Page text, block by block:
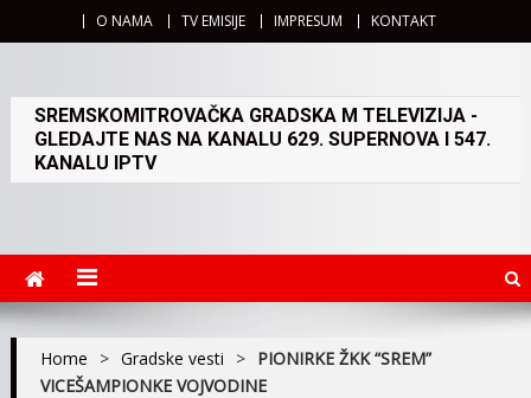
O NAMA TV EMISIJE IMPRESUM KONTAKT
SREMSKOMITROVAČKA GRADSKA M TELEVIZIJA -
GLEDAJTE NAS NA KANALU 629. SUPERNOVA I 547.
KANALU IPTV
Home > Gradske vesti > PIONIRKE ŽKK “SREM”
VICEŠAMPIONKE VOJVODINE